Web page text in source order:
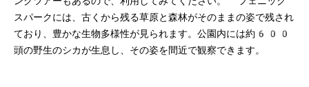
スパークには、古くから残る草原と森林がそのままの姿で残され
ており、豊かな生物多様性が見られます。公園内には約600
頭の野生のシカが生息し、その姿を間近で観察できます。